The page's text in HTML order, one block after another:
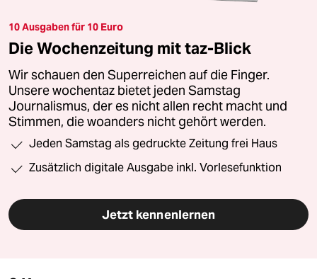
10 Ausgaben für 10 Euro
Die Wochenzeitung mit taz-Blick
Wir schauen den Superreichen auf die Finger.
Unsere wochentaz bietet jeden Samstag
Journalismus, der es nicht allen recht macht und
Stimmen, die woanders nicht gehört werden.
Jeden Samstag als gedruckte Zeitung frei Haus
Zusätzlich digitale Ausgabe inkl. Vorlesefunktion
Jetzt kennenlernen